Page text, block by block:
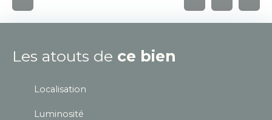
Les atouts de ce bien
Localisation
Luminosité